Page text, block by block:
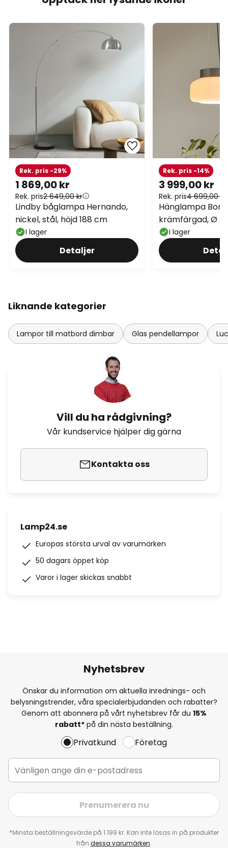
1 869,00 kr
Rek. pris2 649,00 kr
Rek. pris -29%
Lindby båglampa Hernando,
nickel, stål, höjd 188 cm
I lager
Detaljer
3 999,00 kr
Rek. pris4 699,00 kr
Rek. pris -14%
Hänglampa
krämfärgad, Ø
I lager
Liknande kategorier
Lampor till matbord dimbar Glas pendellampor
Vill du ha rådgivning?
Vår kundservice hjälper dig gärna
Kontakta oss
Lamp24.se
Europas största urval av varumärken
50 dagars öppet köp
Varor i lager skickas snabbt
Nyhetsbrev
Önskar du information om aktuella inrednings- och
belysningstrender, våra specialerbjudanden och rabatter?
Genom att abonnera på vårt nyhetsbrev får du 15%
rabatt* på din nästa beställning.
Privatkund Företag
Prenumerera nu
*Minsta beställningsvärde på 1 199 kr. Kan inte lösas in på produkter
från dessa varumärken.